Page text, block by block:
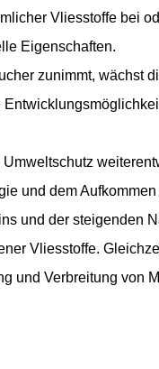
Vliesstoffe bei
Eigenschaften.
zunimmt, wächst
und dem
und der steigenden
Vliesstoffe.
und Verbreitung von